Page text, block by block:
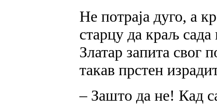
Не потраја дуго, а
старцу да краљ
Златар запита свог
такав прстен
– Зашто да не! Кад